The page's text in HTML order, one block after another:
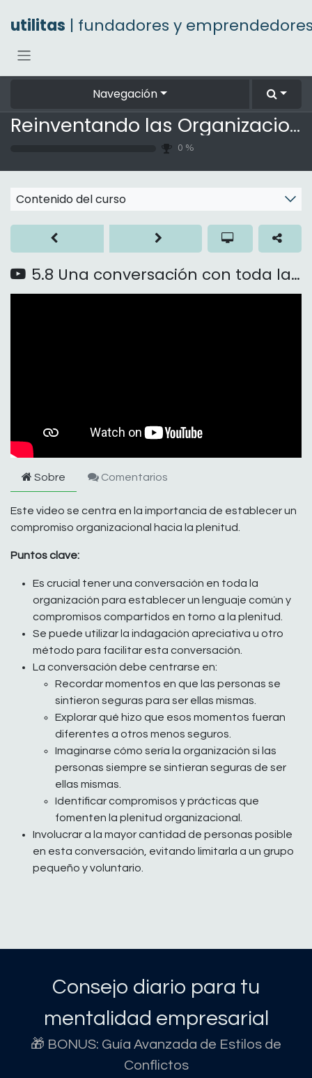
utilitas | fundadores y
Navegación
Reinventando las Organizaciones
0 %
Contenido del curso
5.8 Una conversación con toda la compañía sobre la plenitud
Sobre Comentarios
Este video se centra en la importancia de establecer un
compromiso organizacional hacia la plenitud.
Puntos clave:
Es crucial tener una conversación en toda la
organización para establecer un lenguaje común y
compromisos compartidos en torno a la plenitud.
Se puede utilizar la indagación apreciativa u otro
método para facilitar esta conversación.
La conversación debe centrarse en:
Recordar momentos en que las personas se
sintieron seguras para ser ellas mismas.
Explorar qué hizo que esos momentos fueran
diferentes a otros menos seguros.
Imaginarse cómo sería la organización si las
personas siempre se sintieran seguras de ser
ellas mismas.
Identificar compromisos y prácticas que
fomenten la plenitud organizacional.
Involucrar a la mayor cantidad de personas posible
en esta conversación, evitando limitarla a un grupo
pequeño y voluntario.
Consejo diario para tu
mentalidad empresarial
🎁 BONUS: Guía Avanzada de Estilos de
Conflictos